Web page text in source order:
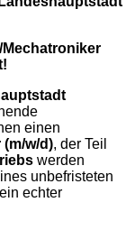
einen
w/d), der Teil
werden
unbefristeten
echter